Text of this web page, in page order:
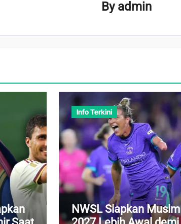
By admin
Info Terkini
NWSL Siapkan Musim